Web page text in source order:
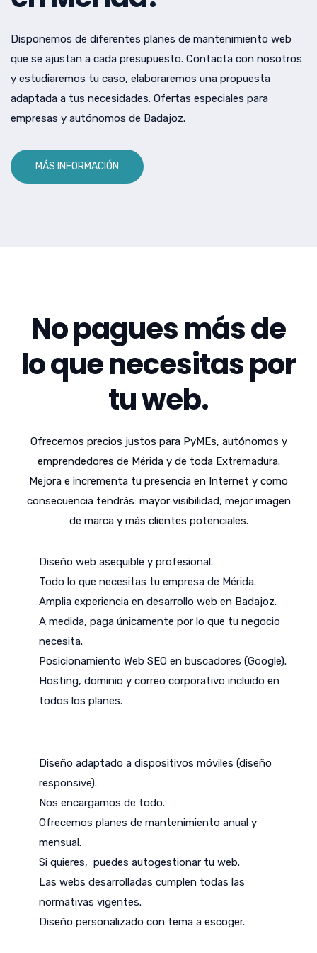
Disponemos de diferentes planes de mantenimiento web
que se ajustan a cada presupuesto. Contacta con nosotros
y estudiaremos tu caso, elaboraremos una propuesta
adaptada a tus necesidades. Ofertas especiales para
empresas y autónomos de Badajoz.
MÁS INFORMACIÓN
No pagues más de
lo que necesitas por
tu web.
Ofrecemos precios justos para PyMEs, autónomos y
emprendedores de Mérida y de toda Extremadura.
Mejora e incrementa tu presencia en Internet y como
consecuencia tendrás: mayor visibilidad, mejor imagen
de marca y más clientes potenciales.
Diseño web asequible y profesional.
Todo lo que necesitas tu empresa de Mérida.
Amplia experiencia en desarrollo web en Badajoz.
A medida, paga únicamente por lo que tu negocio
necesita.
Posicionamiento Web SEO en buscadores (Google).
Hosting, dominio y correo corporativo incluido en
todos los planes.
Diseño adaptado a dispositivos móviles (diseño
responsive).
Nos encargamos de todo.
Ofrecemos planes de mantenimiento anual y
mensual.
Si quieres, puedes autogestionar tu web.
Las webs desarrolladas cumplen todas las
normativas vigentes.
Diseño personalizado con tema a escoger.